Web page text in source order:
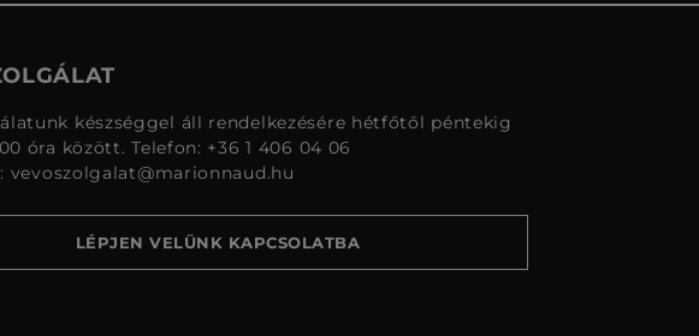
készséggel áll rendelkezésére hétfőtől péntekig
óra között. Telefon: +36 1 406 04 06
vevoszolgalat@marionnaud.hu
LÉPJEN VELÜNK KAPCSOLATBA